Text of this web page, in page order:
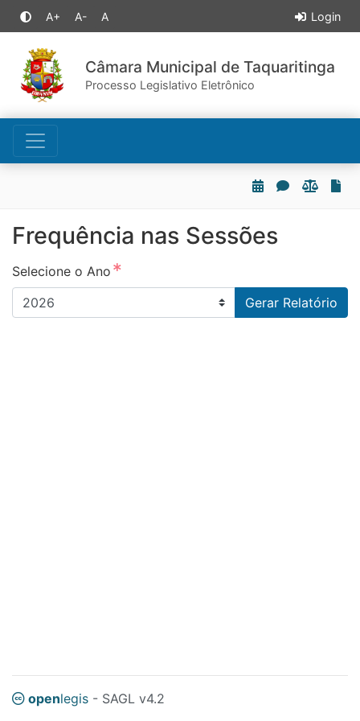
A+ A- A Login
Câmara Municipal de Taquaritinga
Processo Legislativo Eletrônico
Frequência nas Sessões
Selecione o Ano
openlegis - SAGL v4.2